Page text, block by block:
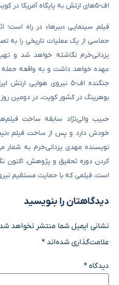
اف-۵های ارتش به پایگاه آمریکا در کویت ساخته شود.
فیلم سینمایی «ببرها» در راه است؛
حماسی از یک عملیات تاریخی را به
یزدانی‌خرم نگاشته خواهد شد و
عهده خواهد داشت و به واقعه حمله
جنگنده اف-۵ نیروی هوایی
بوهرینگ در کشور کویت، در دومین
حبیب والی‌نژاد سابقه ساخت
خودش دارد و پس از ساخت فیلم
نویسنده مهدی یزدانی‌خرم به
کردن دوره تحقیق و پژوهش، اکنون
است، فیلمی که با حمایت مستقیم
دیدگاهتان را بنویسید
نشانی ایمیل شما منتشر نخواهد
علامت‌گذاری شده‌اند*
دیدگاه*